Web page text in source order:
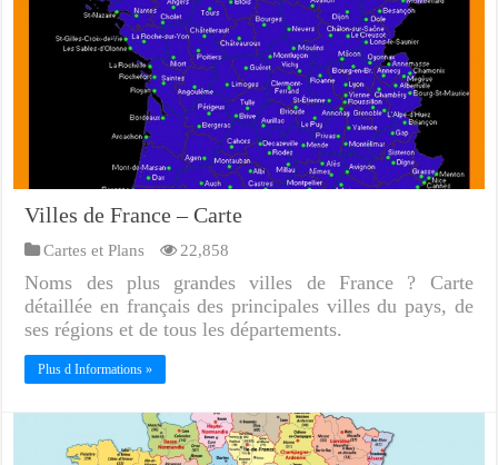
Villes de France – Carte
Cartes et Plans 22,858
Noms des plus grandes villes de France ? Carte
détaillée en français des principales villes du pays, de
ses régions et de tous les départements.
Plus d Informations »